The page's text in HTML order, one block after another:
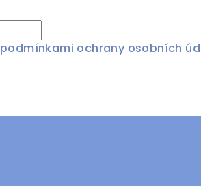
podmínkami ochrany osobních